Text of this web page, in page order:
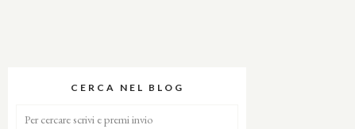
CERCA NEL BLOG